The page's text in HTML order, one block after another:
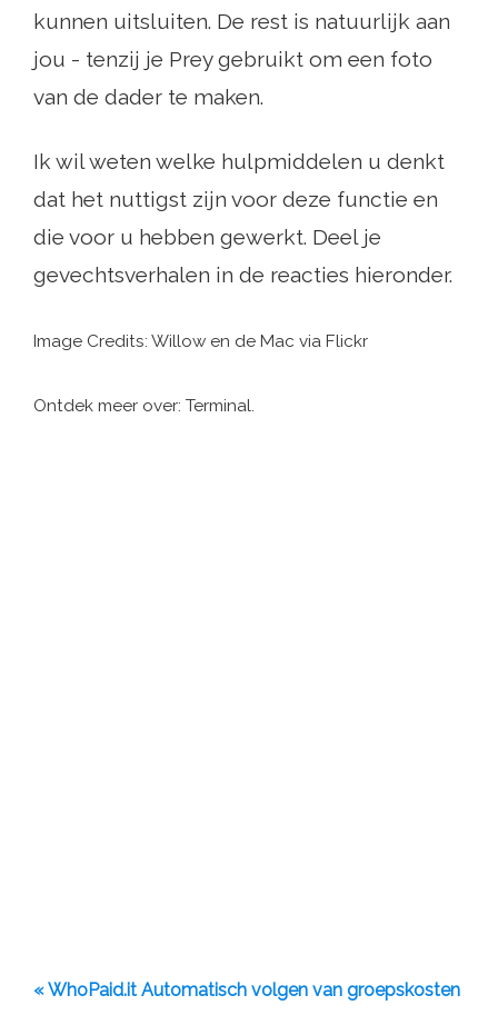
kunnen uitsluiten. De rest is natuurlijk aan
jou - tenzij je Prey gebruikt om een ​​foto
van de dader te maken.
Ik wil weten welke hulpmiddelen u denkt
dat het nuttigst zijn voor deze functie en
die voor u hebben gewerkt. Deel je
gevechtsverhalen in de reacties hieronder.
Image Credits: Willow en de Mac via Flickr
Ontdek meer over: Terminal.
« WhoPaid.it Automatisch volgen van groepskosten